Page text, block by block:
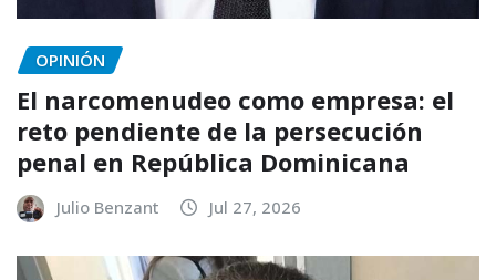
OPINIÓN
El narcomenudeo como empresa: el
reto pendiente de la persecución
penal en República Dominicana
Julio Benzant Jul 27, 2026